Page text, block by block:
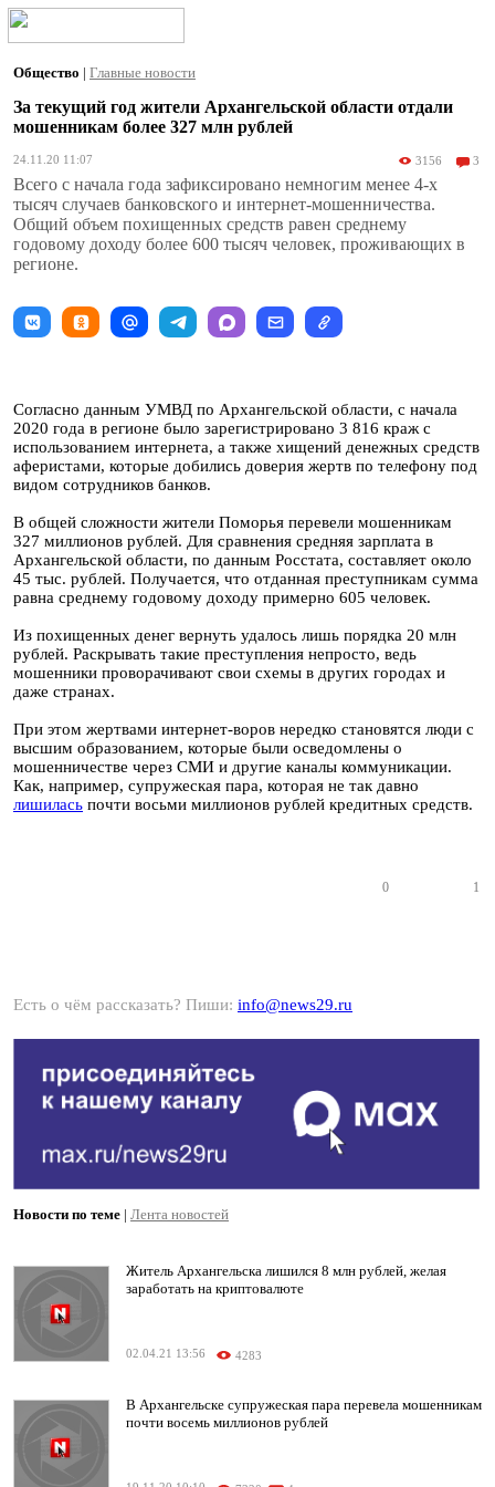
Общество | Главные новости
За текущий год жители Архангельской области отдали
мошенникам более 327 млн рублей
24.11.20 11:07 3156 3
Всего с начала года зафиксировано немногим менее 4-х
тысяч случаев банковского и интернет-мошенничества.
Общий объем похищенных средств равен среднему
годовому доходу более 600 тысяч человек, проживающих в
регионе.
Согласно данным УМВД по Архангельской области, с начала
2020 года в регионе было зарегистрировано 3 816 краж с
использованием интернета, а также хищений денежных средств
аферистами, которые добились доверия жертв по телефону под
видом сотрудников банков.
В общей сложности жители Поморья перевели мошенникам
327 миллионов рублей. Для сравнения средняя зарплата в
Архангельской области, по данным Росстата, составляет около
45 тыс. рублей. Получается, что отданная преступникам сумма
равна среднему годовому доходу примерно 605 человек.
Из похищенных денег вернуть удалось лишь порядка 20 млн
рублей. Раскрывать такие преступления непросто, ведь
мошенники проворачивают свои схемы в других городах и
даже странах.
При этом жертвами интернет-воров нередко становятся люди с
высшим образованием, которые были осведомлены о
мошенничестве через СМИ и другие каналы коммуникации.
Как, например, супружеская пара, которая не так давно
лишилась почти восьми миллионов рублей кредитных средств.
0 1
Есть о чём рассказать? Пиши: info@news29.ru
Новости по теме | Лента новостей
Житель Архангельска лишился 8 млн рублей, желая
заработать на криптовалюте
02.04.21 13:56 4283
В Архангельске супружеская пара перевела мошенникам
почти восемь миллионов рублей